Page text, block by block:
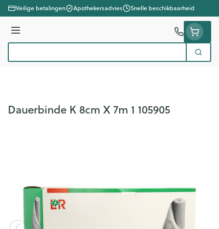
Ga naar de inhoud
Veilige betalingen Apothekersadvies Snelle beschikbaarheid
Menu
Zoek
Dauerbinde K 8cm X 7m 1 105905